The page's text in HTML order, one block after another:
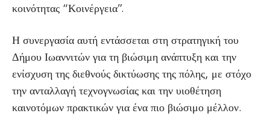
κοινότητας “Κοινέργεια”.
Η συνεργασία αυτή εντάσσεται στη στρατηγική του
Δήμου Ιωαννιτών για τη βιώσιμη ανάπτυξη και την
ενίσχυση της διεθνούς δικτύωσης της πόλης, με στόχο
την ανταλλαγή τεχνογνωσίας και την υιοθέτηση
καινοτόμων πρακτικών για ένα πιο βιώσιμο μέλλον.